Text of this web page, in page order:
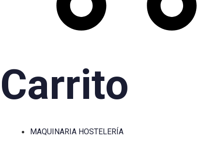
Carrito
MAQUINARIA HOSTELERÍA